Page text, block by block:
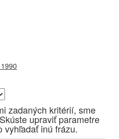
privátnou firmou na
výberové vína. Ako prví sme
spracované vína z tokajských
žltý reduktívnou
najmodernejšími
zadaných kritérií, sme
upraviť parametre
vyhľadať inú frázu.